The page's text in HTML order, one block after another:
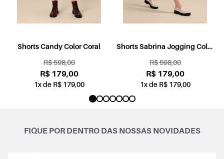
Shorts Candy Color Coral
R$ 598,00
R$ 179,00
1x de R$ 179,00
Shorts Sabrina Jogging Color
R$ 598,00
R$ 179,00
1x de R$ 179,00
FIQUE POR DENTRO DAS NOSSAS NOVIDADES